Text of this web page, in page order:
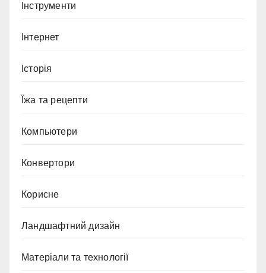
Інструменти
Інтернет
Історія
Їжа та рецепти
Компьютери
Конвертори
Корисне
Ландшафтний дизайн
Матеріали та технології